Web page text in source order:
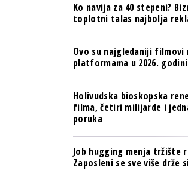
Ko navija za 40 stepeni?
toplotni talas najbolja
Ovo su najgledaniji
platformama u 2026. godini
Holivudska bioskopska
filma, četiri milijarde i
poruka
Job hugging menja tržište
Zaposleni se sve više drže